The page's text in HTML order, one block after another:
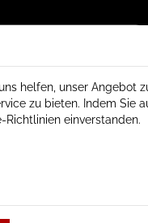
weiss
helfen, unser Angebot
zu bieten. Indem Sie
Richtlinien einverstanden.